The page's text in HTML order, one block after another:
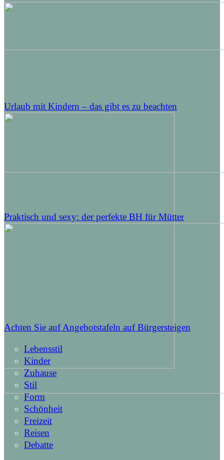
Urlaub mit Kindern – das gibt es zu beachten
Praktisch und sexy: der perfekte BH für Mütter
Achten Sie auf Angebotstafeln auf Bürgersteigen
Lebensstil
Kinder
Zuhause
Stil
Form
Schönheit
Freizeit
Reisen
Debatte